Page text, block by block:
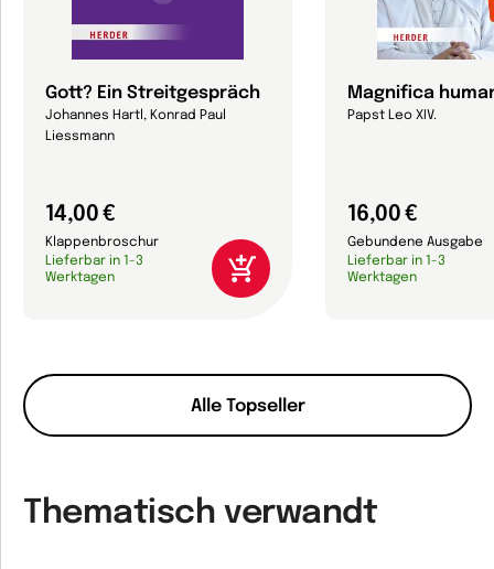
Alle Topseller
Gott? Ein Streitgespräch
Johannes Hartl, Konrad Paul
Liessmann
14,00 €
Klappenbroschur
Lieferbar in 1-3
Werktagen
Magnifica
Papst Leo XIV.
16,00 €
Gebundene Ausgabe
Lieferbar in 1-3
Werktagen
Thematisch verwandt